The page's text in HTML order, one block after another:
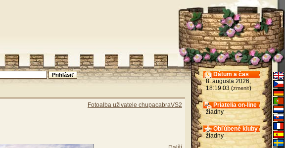
Fotoalba uživatele chupacabraVS2
Dátum a čas
8. augusta 2026,
18:19:03 (zmeniť)
Priatelia on-line
žiadny
Obľúbené kluby
žiadny